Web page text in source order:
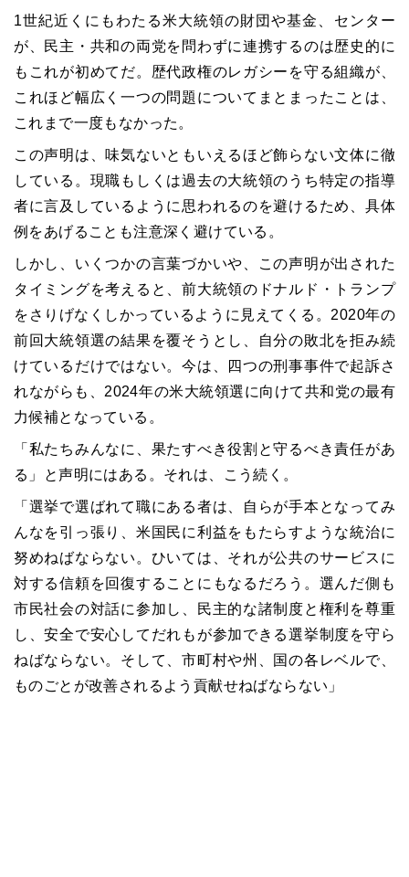
1世紀近くにもわたる米大統領の財団や基金、センター
が、民主・共和の両党を問わずに連携するのは歴史的に
もこれが初めてだ。歴代政権のレガシーを守る組織が、
これほど幅広く一つの問題についてまとまったことは、
これまで一度もなかった。
この声明は、味気ないともいえるほど飾らない文体に徹
している。現職もしくは過去の大統領のうち特定の指導
者に言及しているように思われるのを避けるため、具体
例をあげることも注意深く避けている。
しかし、いくつかの言葉づかいや、この声明が出された
タイミングを考えると、前大統領のドナルド・トランプ
をさりげなくしかっているように見えてくる。2020年の
前回大統領選の結果を覆そうとし、自分の敗北を拒み続
けているだけではない。今は、四つの刑事事件で起訴さ
れながらも、2024年の米大統領選に向けて共和党の最有
力候補となっている。
「私たちみんなに、果たすべき役割と守るべき責任があ
る」と声明にはある。それは、こう続く。
「選挙で選ばれて職にある者は、自らが手本となってみ
んなを引っ張り、米国民に利益をもたらすような統治に
努めねばならない。ひいては、それが公共のサービスに
対する信頼を回復することにもなるだろう。選んだ側も
市民社会の対話に参加し、民主的な諸制度と権利を尊重
し、安全で安心してだれもが参加できる選挙制度を守ら
ねばならない。そして、市町村や州、国の各レベルで、
ものごとが改善されるよう貢献せねばならない」